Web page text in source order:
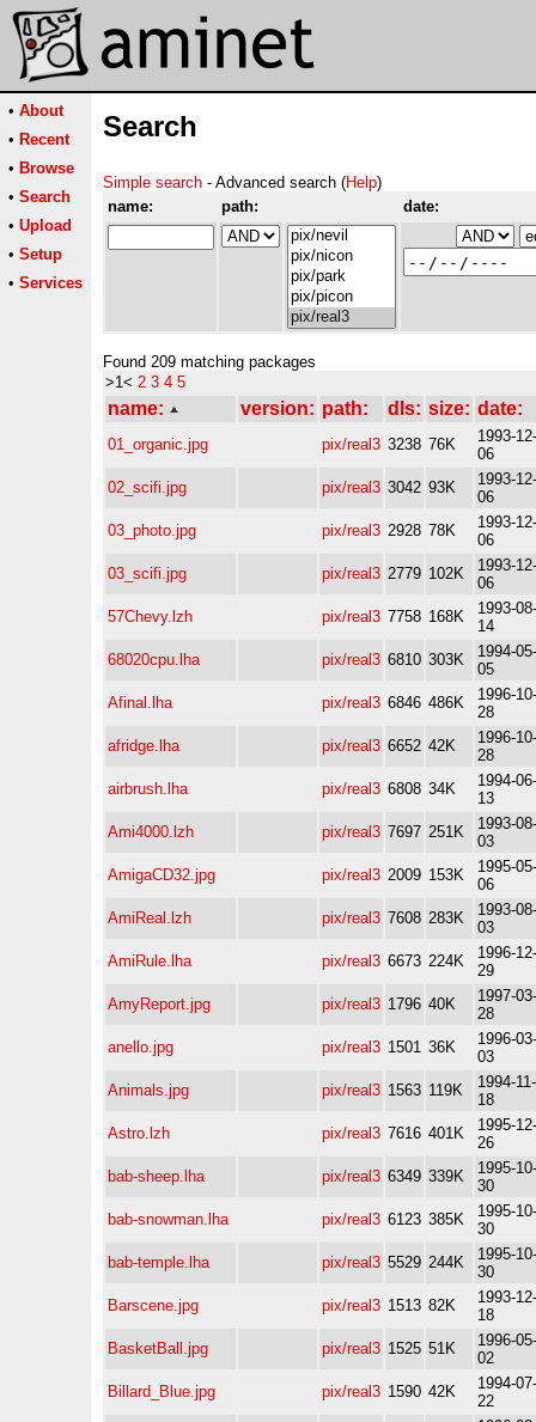
• About
• Recent
• Browse
• Search
• Upload
• Setup
• Services
Search
Simple search - Advanced search (Help)
name:
path: date:
Found 209 matching packages
>1< 2 3 4 5
name: version: path: dls: size: date:
01_organic.jpg pix/real3 3238 76K
1993-12-
06
02_scifi.jpg
pix/real3 3042 93K
1993-12-
06
03_photo.jpg
pix/real3 2928 78K
1993-12-
06
03_scifi.jpg
pix/real3 2779 102K
1993-12-
06
57Chevy.lzh
pix/real3 7758 168K
1993-08-
14
68020cpu.lha
pix/real3 6810 303K
1994-05-
05
Afinal.lha
pix/real3 6846 486K
1996-10-
28
afridge.lha
pix/real3 6652 42K
1996-10-
28
airbrush.lha
pix/real3 6808 34K
1994-06-
13
Ami4000.lzh
pix/real3 7697 251K
1993-08-
03
AmigaCD32.jpg
pix/real3 2009 153K
1995-05-
06
AmiReal.lzh
pix/real3 7608 283K
1993-08-
03
AmiRule.lha
pix/real3 6673 224K
1996-12-
29
AmyReport.jpg
pix/real3 1796 40K
1997-03-
28
anello.jpg
pix/real3 1501 36K
1996-03-
03
Animals.jpg
pix/real3 1563 119K
1994-11-
18
Astro.lzh
pix/real3 7616 401K
1995-12-
26
bab-sheep.lha
pix/real3 6349 339K
1995-10-
30
bab-snowman.lha
pix/real3 6123 385K
1995-10-
30
bab-temple.lha
pix/real3 5529 244K
1995-10-
30
Barscene.jpg
pix/real3 1513 82K
1993-12-
18
BasketBall.jpg
pix/real3 1525 51K
1996-05-
02
Billard_Blue.jpg
pix/real3 1590 42K
1994-07-
22